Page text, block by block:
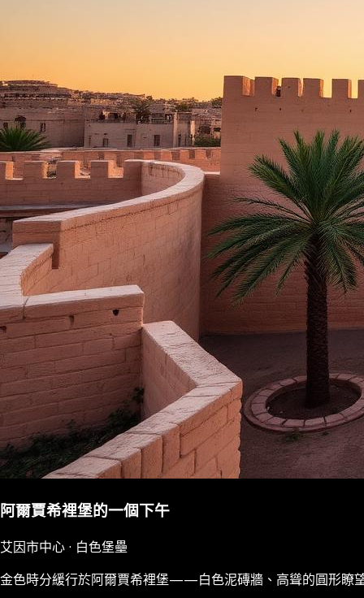
阿爾賈希裡堡的一個下午
艾因市中心 · 白色堡壘
金色時分緩行於阿爾賈希裡堡——白色泥磚牆、高聳的圓形瞭